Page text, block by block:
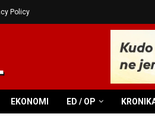
Policy
EKONOMI ED / OP